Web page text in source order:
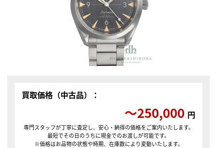
買取価格（中古品）：
〜250,000 円
専門スタッフが丁寧に査定し、安心・納得の価格をご案内いたします。
最短でその日のうちに現金でのお渡しが可能です。
※価格はお品物の状態や時期、在庫数により変動いたします。